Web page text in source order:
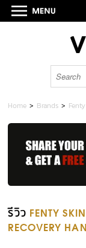
Home > Brands >
รีวิว FENTY
RECOVERY